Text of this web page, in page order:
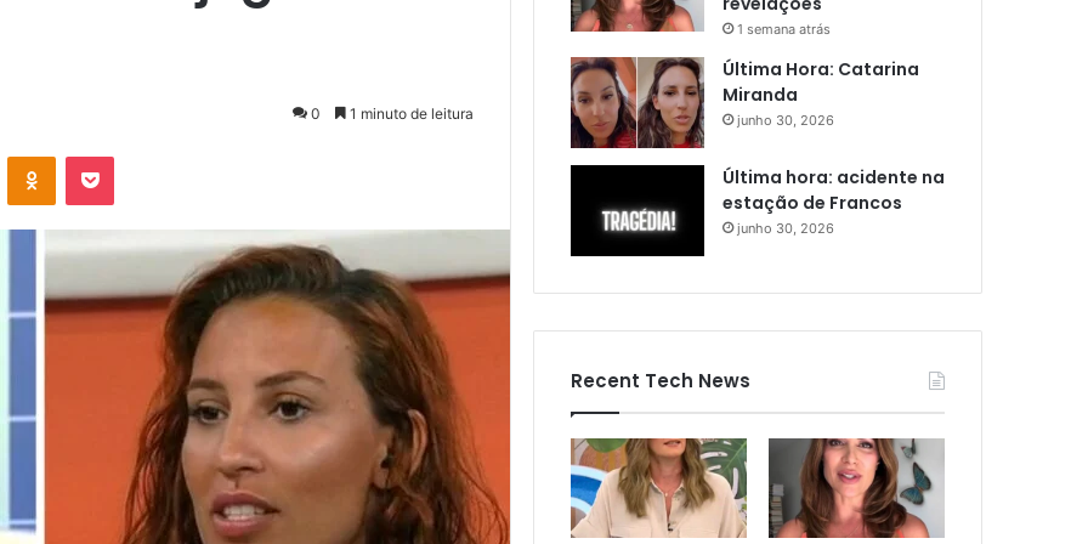
0 1 minuto de leitura
OK Pocket
1 semana atrás
Última Hora: Catarina
Miranda
junho 30, 2026
Última hora: acidente na
estação de Francos
junho 30, 2026
Recent Tech News